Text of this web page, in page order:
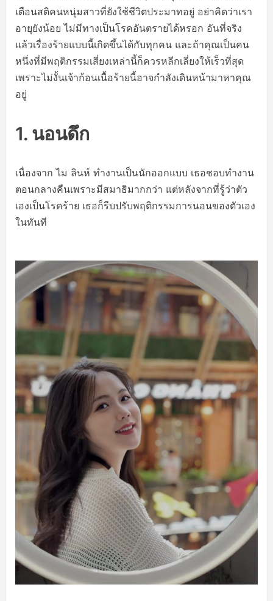
เตือนสติคนหนุ่มสาวที่ยังใช้ชีวิตประมาทอยู่ อย่าคิดว่าเรา
อายุยังน้อย ไม่มีทางเป็นโรคอันตรายได้หรอก อันที่จริง
แล้วเรื่องร้ายแบบนี้เกิดขึ้นได้กับทุกคน และถ้าคุณเป็นคน
หนึ่งที่มีพฤติกรรมเสี่ยงเหล่านี้ก็ควรหลีกเลี่ยงให้เร็วที่สุด
เพราะไม่งั้นเจ้าก้อนเนื้อร้ายนี้อาจกำลังเดินหน้ามาหาคุณ
อยู่
1. นอนดึก
เนื่องจาก ไม ลินห์ ทำงานเป็นนักออกแบบ เธอชอบทำงาน
ตอนกลางคืนเพราะมีสมาธิมากกว่า แต่หลังจากที่รู้ว่าตัว
เองเป็นโรคร้าย เธอก็รีบปรับพฤติกรรมการนอนของตัวเอง
ในทันที